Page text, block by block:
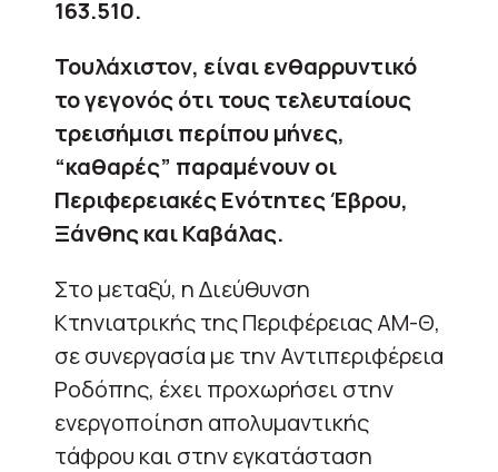
163.510.
Τουλάχιστον, είναι ενθαρρυντικό
το γεγονός ότι τους τελευταίους
τρεισήμισι περίπου μήνες,
“καθαρές” παραμένουν οι
Περιφερειακές Ενότητες Έβρου,
Ξάνθης και Καβάλας.
Στο μεταξύ, η Διεύθυνση
Κτηνιατρικής της Περιφέρειας ΑΜ-Θ,
σε συνεργασία με την Αντιπεριφέρεια
Ροδόπης, έχει προχωρήσει στην
ενεργοποίηση απολυμαντικής
τάφρου και στην εγκατάσταση